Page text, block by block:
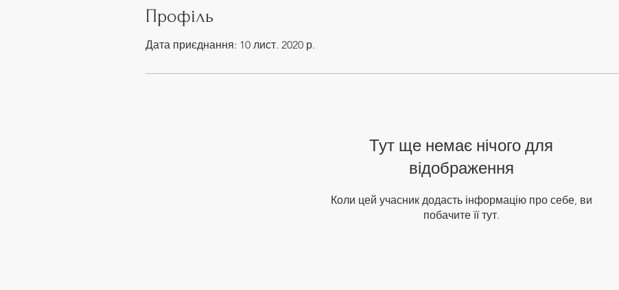
Профіль
Дата приєднання: 10 лист. 2020 р.
Тут ще немає нічого для
відображення
Коли цей учасник додасть інформацію про себе, ви
побачите її тут.